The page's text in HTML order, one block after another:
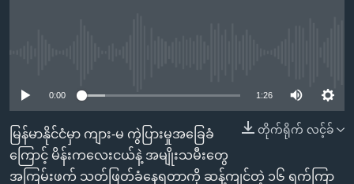
သို့
ကျော်
ကြည့်
ဗွီအိုအေ လူမှုကွန်ယက်များ
0:00 1:26
တိုက်ရိုက် လင့်ခ်
မြန်မာနိုင်ငံမှာ ကျား-မ ကွဲပြားမှုအခြေခံ
ကြောင့် မိန်းကလေးငယ်နဲ့ အမျိုးသမီးတွေ
အကြမ်းဖက် သတ်ဖြတ်ခံနေရတာကို ဆန့်ကျင်တဲ့ ၁၆ ရက်ကြာ